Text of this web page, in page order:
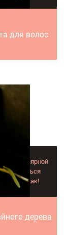
для волос
дерева
на регулярной
добиться
как!